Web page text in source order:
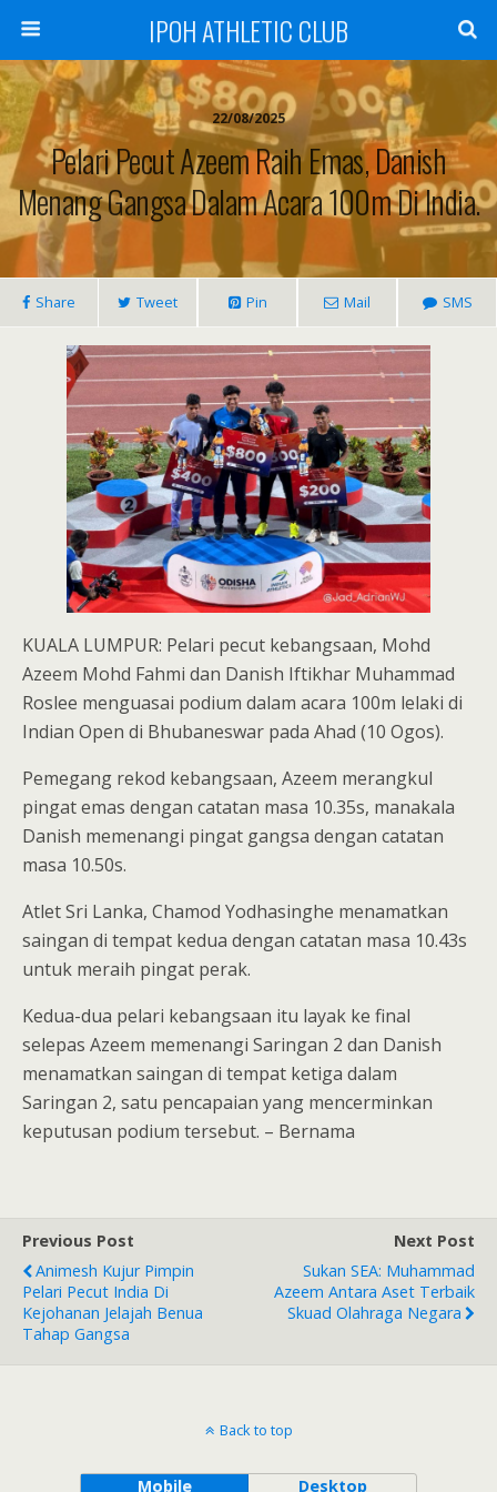
IPOH ATHLETIC CLUB
22/08/2025
Pelari Pecut Azeem Raih Emas, Danish
Menang Gangsa Dalam Acara 100m Di India.
Share Tweet Pin Mail SMS
KUALA LUMPUR: Pelari pecut kebangsaan, Mohd
Azeem Mohd Fahmi dan Danish Iftikhar Muhammad
Roslee menguasai podium dalam acara 100m lelaki di
Indian Open di Bhubaneswar pada Ahad (10 Ogos).
Pemegang rekod kebangsaan, Azeem merangkul
pingat emas dengan catatan masa 10.35s, manakala
Danish memenangi pingat gangsa dengan catatan
masa 10.50s.
Atlet Sri Lanka, Chamod Yodhasinghe menamatkan
saingan di tempat kedua dengan catatan masa 10.43s
untuk meraih pingat perak.
Kedua-dua pelari kebangsaan itu layak ke final
selepas Azeem memenangi Saringan 2 dan Danish
menamatkan saingan di tempat ketiga dalam
Saringan 2, satu pencapaian yang mencerminkan
keputusan podium tersebut. – Bernama
Previous Post
Animesh Kujur Pimpin
Pelari Pecut India Di
Kejohanan Jelajah Benua
Tahap Gangsa
Next Post
Sukan SEA: Muhammad
Azeem Antara Aset Terbaik
Skuad Olahraga Negara
Back to top
Mobile Desktop